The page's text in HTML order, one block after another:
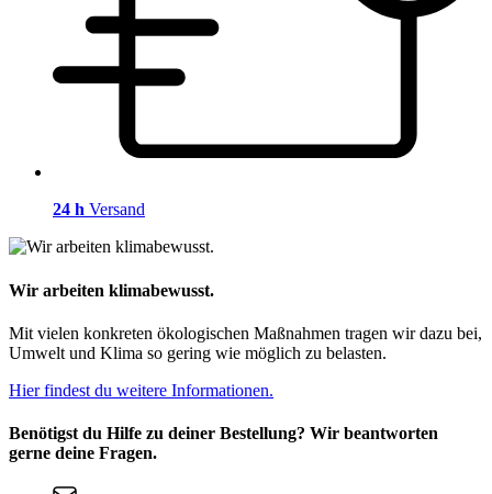
24 h Versand
Wir arbeiten klimabewusst.
Mit vielen konkreten ökologischen Maßnahmen tragen wir dazu bei,
Umwelt und Klima so gering wie möglich zu belasten.
Hier findest du weitere Informationen.
Benötigst du Hilfe zu deiner Bestellung? Wir beantworten
gerne deine Fragen.